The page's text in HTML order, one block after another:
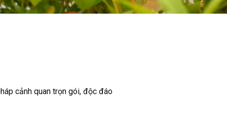
cảnh quan trọn gói, độc đáo